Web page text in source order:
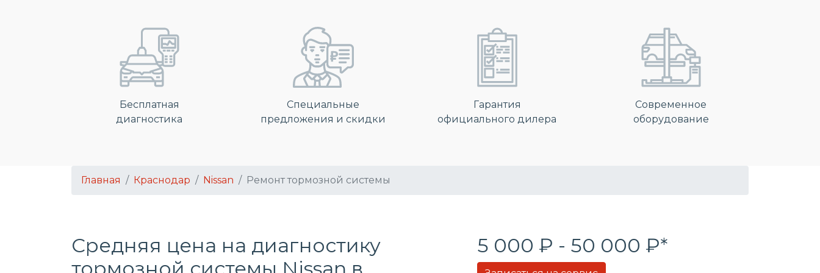
Бесплатная
диагностика
Специальные
предложения и скидки
Гарантия
официального дилера
Современное
оборудование
Главная Краснодар Nissan Ремонт тормозной системы
Средняя цена на диагностику
5 000 ₽ - 50 000 ₽*